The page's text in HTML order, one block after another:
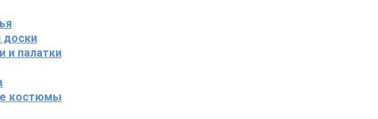
и палатки
костюмы